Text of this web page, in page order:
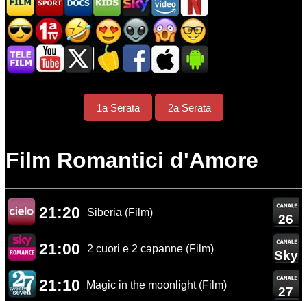
1a Serata 2a Serata
Film Romantici d'Amore
21:20 Siberia (Film) 26
21:00 2 cuori e 2 capanne (Film) Sky
21:10 Magic in the moonlight (Film) 27